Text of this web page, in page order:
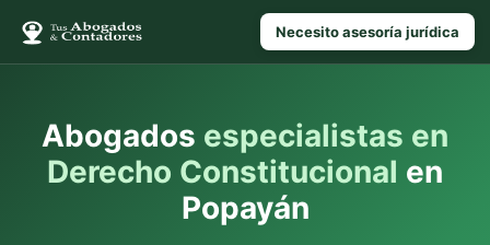
Necesito asesoría jurídica
Abogados especialistas en
Derecho Constitucional en
Popayán